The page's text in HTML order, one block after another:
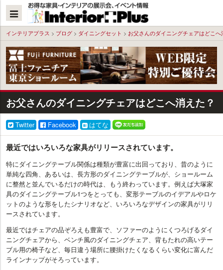
へ
インテリアプラス > ブログ > ダイニングセット > お父さんのダイニングチェアはどこへ
お父さんのダイニングチェアはどこへ消えた？
Twitter Facebook はてな
最近ではいろいろな家具がリリースされています。
特にダイニングテーブル関係は種類が豊富に出回っており、昔のように
単純な四角、あるいは、長方形のダイニングテーブルが、ショールーム
に整然と並んでいるだけの時代は、もう終わっています。例えば大塚家
具のダイニングテーブル1つをとっても、変形テーブルのイデアルやロケ
ットのような形をしたシナリオなど、いろいろなデザインの家具がリリ
ースされています。
最近ではチェアの品ぞろえも豊富で、ソファーのようにくつろげるダイ
ニングチェアから、ベンチ風のダイニングチェア、背もたれの高いテー
ブル用の椅子など、毎日違う場所に腰掛けたくなるくらい変化に富んだ
ラインナップがそろっています。